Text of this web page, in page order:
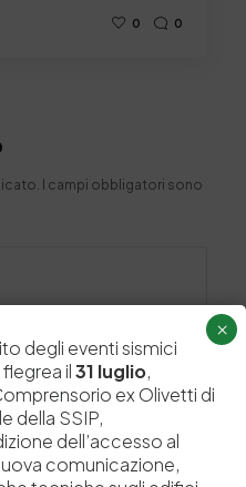
0 0
I campi obbligatori sono
degli eventi sismici
il31 luglio,
ex Olivetti di
della SSIP,
dell’accesso al
comunicazione,
×